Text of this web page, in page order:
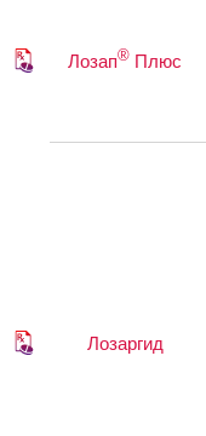
Лозап® Плюс
Лозаргид